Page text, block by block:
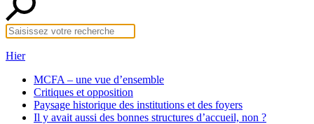
Hier
MCFA – une vue d’ensemble
Critiques et opposition
Paysage historique des institutions et des foyers
Il y avait aussi des bonnes structures d’accueil, non ?